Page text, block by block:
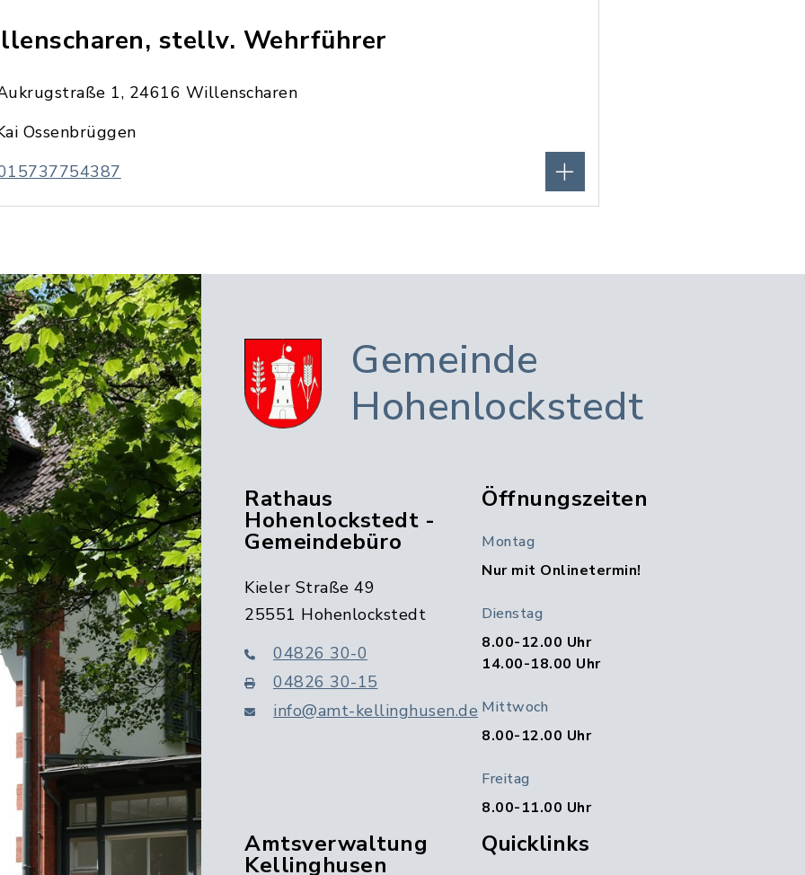
stellv. Wehrführer
1, 24616 Willenscharen
Ossenbrüggen
Gemeinde
Hohenlockstedt
Rathaus
Hohenlockstedt -
Gemeindebüro
Kieler Straße 49
25551 Hohenlockstedt
04826 30-0
04826 30-15
info@amt-kellinghusen.de
Öffnungszeiten
Montag
Nur mit Onlinetermin!
Dienstag
8.00-12.00 Uhr
14.00-18.00 Uhr
Mittwoch
8.00-12.00 Uhr
Freitag
8.00-11.00 Uhr
Amtsverwaltung
Kellinghusen
Quicklinks